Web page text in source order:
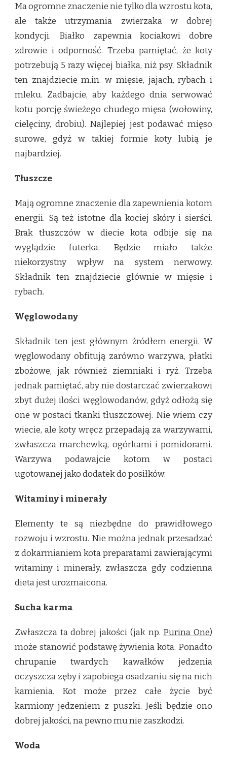
Ma ogromne znaczenie nie tylko dla wzrostu kota,
ale także utrzymania zwierzaka w dobrej
kondycji. Białko zapewnia kociakowi dobre
zdrowie i odporność. Trzeba pamiętać, że koty
potrzebują 5 razy więcej białka, niż psy. Składnik
ten znajdziecie m.in. w mięsie, jajach, rybach i
mleku. Zadbajcie, aby każdego dnia serwować
kotu porcję świeżego chudego mięsa (wołowiny,
cielęciny, drobiu). Najlepiej jest podawać mięso
surowe, gdyż w takiej formie koty lubią je
najbardziej.
Tłuszcze
Mają ogromne znaczenie dla zapewnienia kotom
energii. Są też istotne dla kociej skóry i sierści.
Brak tłuszczów w diecie kota odbije się na
wyglądzie futerka. Będzie miało także
niekorzystny wpływ na system nerwowy.
Składnik ten znajdziecie głównie w mięsie i
rybach.
Węglowodany
Składnik ten jest głównym źródłem energii. W
węglowodany obfitują zarówno warzywa, płatki
zbożowe, jak również ziemniaki i ryż. Trzeba
jednak pamiętać, aby nie dostarczać zwierzakowi
zbyt dużej ilości węglowodanów, gdyż odłożą się
one w postaci tkanki tłuszczowej. Nie wiem czy
wiecie, ale koty wręcz przepadają za warzywami,
zwłaszcza marchewką, ogórkami i pomidorami.
Warzywa podawajcie kotom w postaci
ugotowanej jako dodatek do posiłków.
Witaminy i minerały
Elementy te są niezbędne do prawidłowego
rozwoju i wzrostu. Nie można jednak przesadzać
z dokarmianiem kota preparatami zawierającymi
witaminy i minerały, zwłaszcza gdy codzienna
dieta jest urozmaicona.
Sucha karma
Zwłaszcza ta dobrej jakości (jak np. Purina One)
może stanowić podstawę żywienia kota. Ponadto
chrupanie twardych kawałków jedzenia
oczyszcza zęby i zapobiega osadzaniu się na nich
kamienia. Kot może przez całe życie być
karmiony jedzeniem z puszki. Jeśli będzie ono
dobrej jakości, na pewno mu nie zaszkodzi.
Woda